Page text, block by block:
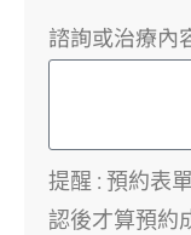
諮詢或治療內
提醒 : 預約表
認後才算預約